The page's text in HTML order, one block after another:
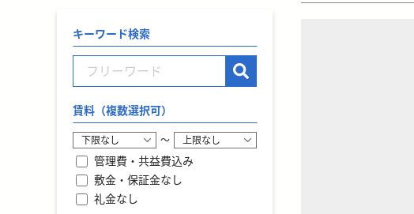
キーワード検索
賃料（複数選択可）
〜
管理費・共益費込み
敷金・保証金なし
礼金なし